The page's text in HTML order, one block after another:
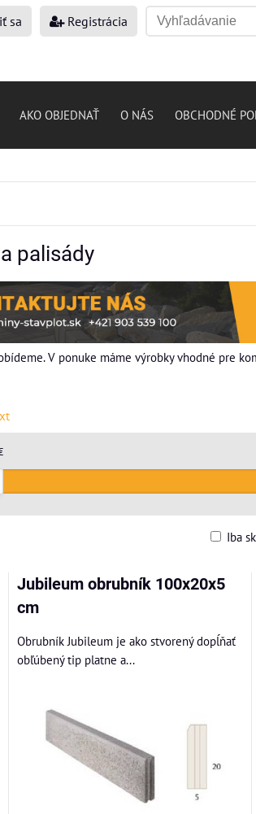
sa Registrácia
AKO OBJEDNAŤ O NÁS OBCHODNÉ
palisády
V ponuke máme výrobky vhodné pre
Iba
Jubileum obrubník 100x20x5
cm
Obrubník Jubileum je ako stvorený dopĺňať
obľúbený tip platne a...